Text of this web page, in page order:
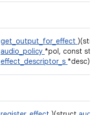
get_output_for_effect
audio_policy *pol, const
effect_descriptor_s *desc)